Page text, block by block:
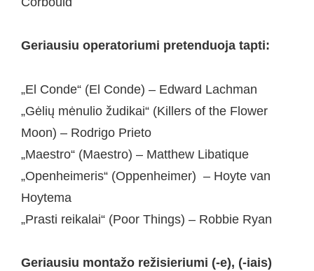
Geriausiu operatoriumi pretenduoja tapti:
„El Conde“ (El Conde) – Edward Lachman
„Gėlių mėnulio žudikai“ (Killers of the Flower
Moon) – Rodrigo Prieto
„Maestro“ (Maestro) – Matthew Libatique
„Openheimeris“ (Oppenheimer) – Hoyte van
Hoytema
„Prasti reikalai“ (Poor Things) – Robbie Ryan
Geriausiu montažo režisieriumi (-e), (-iais)